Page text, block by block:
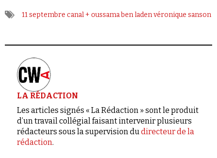
11 septembre canal + oussama ben ladenvéronique sanson
LA RÉDACTION
Les articles signés « La Rédaction » sont le produit
d’un travail collégial faisant intervenir plusieurs
rédacteurs sous la supervision dudirecteur de la
rédaction.